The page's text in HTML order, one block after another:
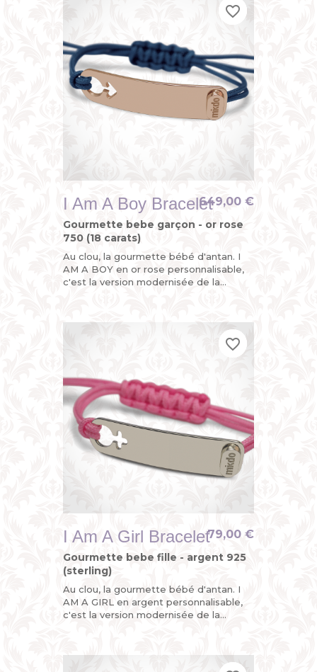
I Am A Boy Bracelet
Gourmette bebe garçon - or rose
750 (18 carats)
Au clou, la gourmette bébé d'antan. I
AM A BOY en or rose personnalisable,
c'est la version modernisée de la
649,00 €
favorite_border
favorite_border
favorite_border
I Am A Girl Bracelet
Gourmette bebe fille - argent 925
(sterling)
Au clou, la gourmette bébé d'antan. I
AM A GIRL en argent personnalisable,
c'est la version modernisée de la
79,00 €
favorite_border
favorite_border
favorite_border